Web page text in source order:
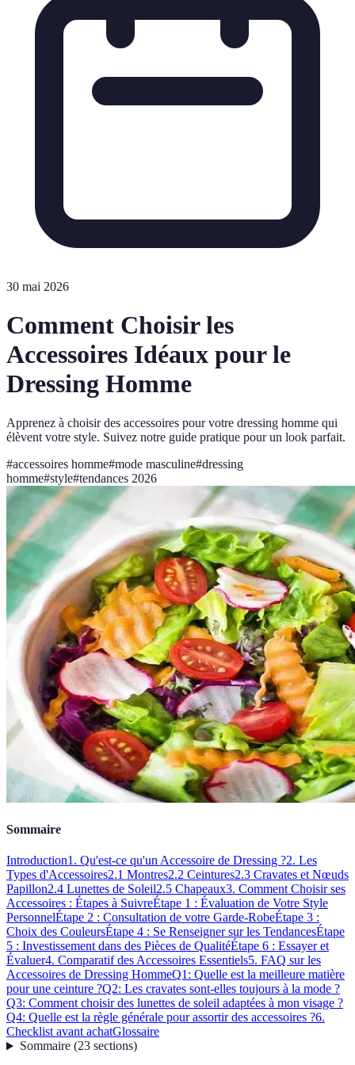
30 mai 2026
Comment Choisir les
Accessoires Idéaux pour le
Dressing Homme
Apprenez à choisir des accessoires pour votre dressing homme qui
élèvent votre style. Suivez notre guide pratique pour un look parfait.
#accessoires homme#mode masculine#dressing
homme#style#tendances 2026
Sommaire
Introduction1. Qu'est-ce qu'un Accessoire de Dressing ?2. Les
Types d'Accessoires2.1 Montres2.2 Ceintures2.3 Cravates et Nœuds
Papillon2.4 Lunettes de Soleil2.5 Chapeaux3. Comment Choisir ses
Accessoires : Étapes à SuivreÉtape 1 : Évaluation de Votre Style
PersonnelÉtape 2 : Consultation de votre Garde-RobeÉtape 3 :
Choix des CouleursÉtape 4 : Se Renseigner sur les TendancesÉtape
5 : Investissement dans des Pièces de QualitéÉtape 6 : Essayer et
Évaluer4. Comparatif des Accessoires Essentiels5. FAQ sur les
Accessoires de Dressing HommeQ1: Quelle est la meilleure matière
pour une ceinture ?Q2: Les cravates sont-elles toujours à la mode ?
Q3: Comment choisir des lunettes de soleil adaptées à mon visage ?
Q4: Quelle est la règle générale pour assortir des accessoires ?6.
Checklist avant achatGlossaire
Sommaire(23 sections)